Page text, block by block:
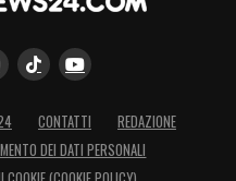
CONTATTI
REDAZIONE
DEI DATI PERSONALI